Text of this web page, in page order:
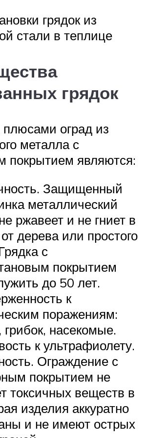
грядок из
стали в теплице
грядок
оград из
металла с
покрытием являются:
Защищенный
металлический
ржавеет и не гниет в
дерева или простого
с
покрытием
до 50 лет.
к
поражениям:
грибок, насекомые.
к ультрафиолету.
Ограждение с
покрытием не
токсичных веществ в
изделия аккуратно
и не имеют острых